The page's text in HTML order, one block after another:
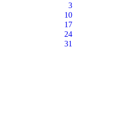
3
10
17
24
31